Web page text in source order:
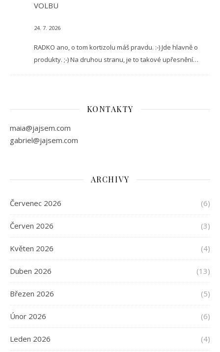
VOLBU
24. 7. 2026
RADKO ano, o tom kortizolu máš pravdu. :-) Jde hlavně o
produkty. ;-) Na druhou stranu, je to takové upřesnění…
KONTAKTY
maia@jajsem.com
gabriel@jajsem.com
ARCHIVY
Červenec 2026 (6)
Červen 2026 (3)
Květen 2026 (4)
Duben 2026 (13)
Březen 2026 (5)
Únor 2026 (6)
Leden 2026 (4)